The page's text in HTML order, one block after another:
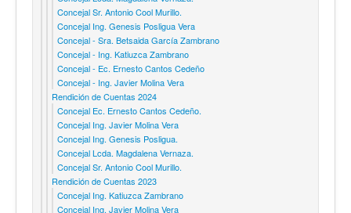
Concejal Sr. Antonio Cool Murillo.
Concejal Ing. Genesis Posligua Vera
Concejal - Sra. Betsaida García Zambrano
Concejal - Ing. Katiuzca Zambrano
Concejal - Ec. Ernesto Cantos Cedeño
Concejal - Ing. Javier Molina Vera
Rendición de Cuentas 2024
Concejal Ec. Ernesto Cantos Cedeño.
Concejal Ing. Javier Molina Vera
Concejal Ing. Genesis Posligua.
Concejal Lcda. Magdalena Vernaza.
Concejal Sr. Antonio Cool Murillo.
Rendición de Cuentas 2023
Concejal Ing. Katiuzca Zambrano
Concejal Ing. Javier Molina Vera